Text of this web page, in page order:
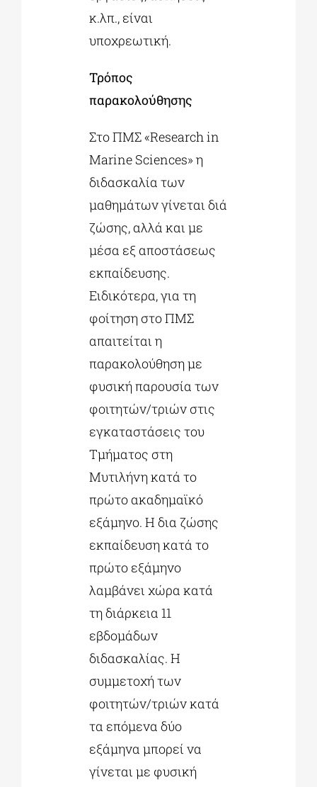
κ.λπ., είναι
υποχρεωτική.
Τρόπος
παρακολούθησης
Στο ΠΜΣ «Research in
Marine Sciences» η
διδασκαλία των
μαθημάτων γίνεται διά
ζώσης, αλλά και με
μέσα εξ αποστάσεως
εκπαίδευσης.
Ειδικότερα, για τη
φοίτηση στο ΠΜΣ
απαιτείται η
παρακολούθηση με
φυσική παρουσία των
φοιτητών/τριών στις
εγκαταστάσεις του
Τμήματος στη
Μυτιλήνη κατά το
πρώτο ακαδημαϊκό
εξάμηνο. Η δια ζώσης
εκπαίδευση κατά το
πρώτο εξάμηνο
λαμβάνει χώρα κατά
τη διάρκεια 11
εβδομάδων
διδασκαλίας. Η
συμμετοχή των
φοιτητών/τριών κατά
τα επόμενα δύο
εξάμηνα μπορεί να
γίνεται με φυσική